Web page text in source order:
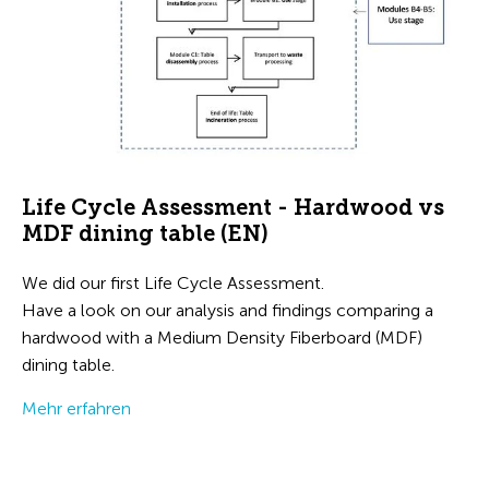
Life Cycle Assessment - Hardwood vs
MDF dining table (EN)
We did our first Life Cycle Assessment.
Have a look on our analysis and findings comparing a
hardwood with a Medium Density Fiberboard (MDF)
dining table.
Mehr erfahren